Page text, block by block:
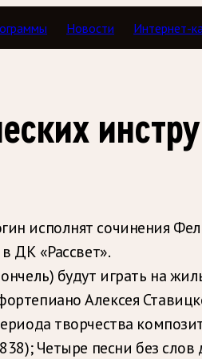
Новости Интернет-
исполнят сочинения
ДК «Рассвет».
будут играть на
Алексея
творчества
Четыре песни без